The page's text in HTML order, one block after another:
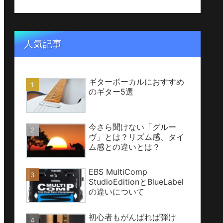
人気記事
ギターボーカルにおすすめ
のギター5選
今さら聞けない「グルー
ヴ」とは？リズム感、タイ
ム感との違いとは？
EBS MultiComp
StudioEditionとBlueLabel
の違いについて
初心者もがんばれば弾け